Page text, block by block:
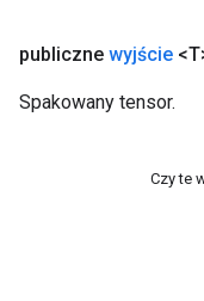
publiczne wyjście
Spakowany tensor.
Czy te